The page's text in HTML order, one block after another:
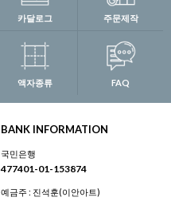
카달로그 주문제작
액자종류 FAQ
BANK INFORMATION
국민은행
477401-01-153874
예금주 : 진석훈(이안아트)